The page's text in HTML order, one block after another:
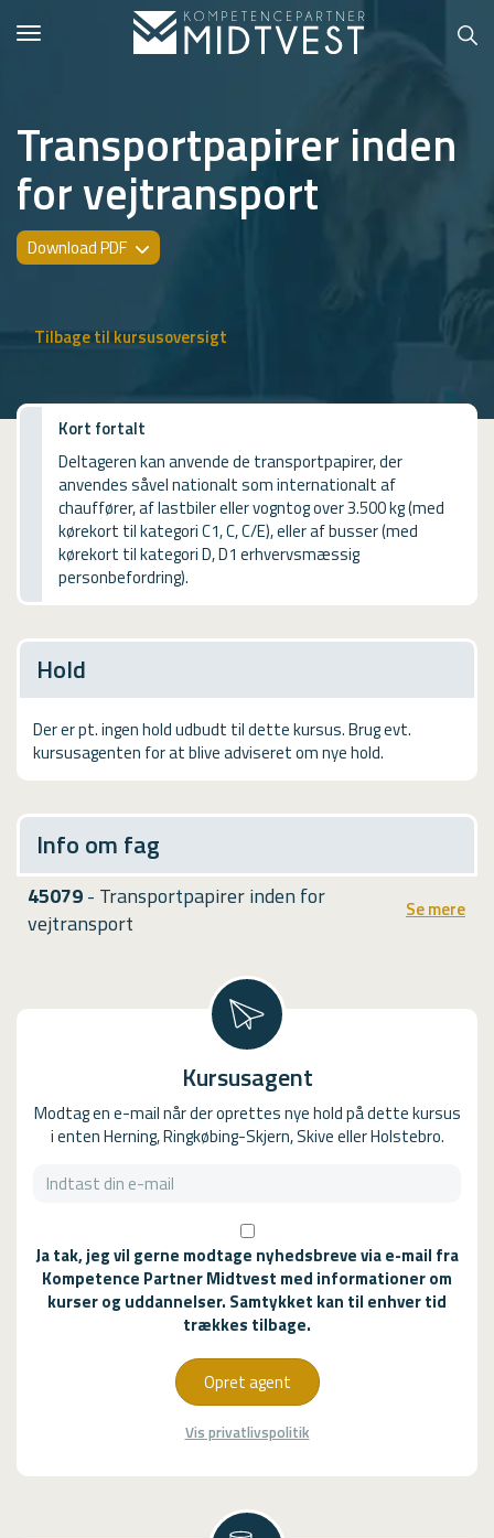
Hvem er vi?
Kontakt konsulent
ONLINE
USMA
Videoguides
Transportpapirer inden
for vejtransport
Download PDF
Tilbage til kursusoversigt
Kort fortalt
Deltageren kan anvende de transportpapirer, der
anvendes såvel nationalt som internationalt af
chauffører, af lastbiler eller vogntog over 3.500 kg (med
kørekort til kategori C1, C, C/E), eller af busser (med
kørekort til kategori D, D1 erhvervsmæssig
personbefordring).
Hold
Der er pt. ingen hold udbudt til dette kursus. Brug evt.
kursusagenten for at blive adviseret om nye hold.
Info om fag
45079- Transportpapirer inden for
vejtransport
Se mere
Kursusagent
Modtag en e-mail når der oprettes nye hold på dette kursus
i enten Herning, Ringkøbing-Skjern, Skive eller Holstebro.
Ja tak, jeg vil gerne modtage nyhedsbreve via e-mail fra
Kompetence Partner Midtvest med informationer om
kurser og uddannelser. Samtykket kan til enhver tid
trækkes tilbage.
Opret agent
Vis privatlivspolitik